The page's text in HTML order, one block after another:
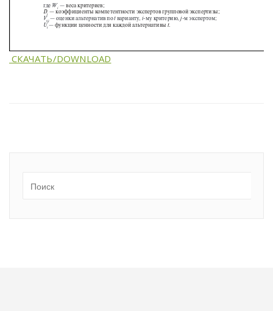
СКАЧАТЬ/DOWNLOAD